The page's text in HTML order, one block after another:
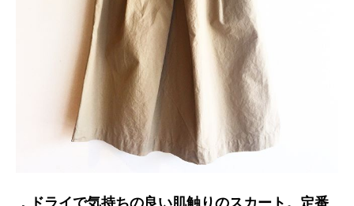
．ドライで気持ちの良い肌触りのスカート。定番